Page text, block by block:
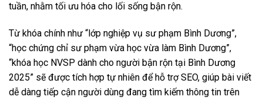
tuần, nhằm tối ưu hóa cho lối sống bận rộn.
Từ khóa chính như “lớp nghiệp vụ sư phạm Bình Dương”,
“học chứng chỉ sư phạm vừa học vừa làm Bình Dương”,
“khóa học NVSP dành cho người bận rộn tại Bình Dương
2025” sẽ được tích hợp tự nhiên để hỗ trợ SEO, giúp bài viết
dễ dàng tiếp cận người dùng đang tìm kiếm thông tin trên